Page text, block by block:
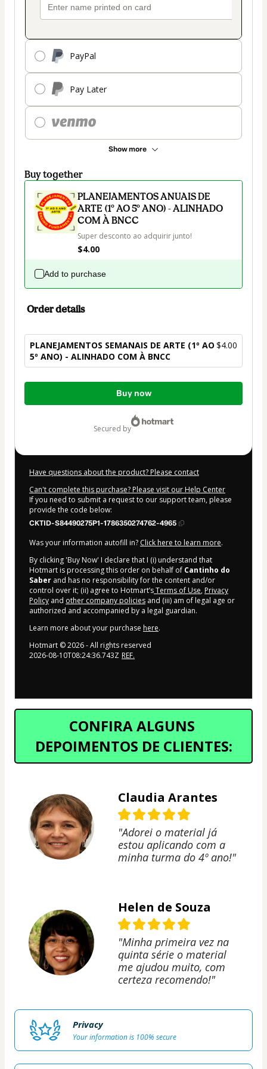
PayPal
Pay Later
Show more
Buy together
PLANEJAMENTOS ANUAIS DE
ARTE (1º AO 5º ANO) - ALINHADO
COM À BNCC
Super desconto ao adquirir junto!
$4.00
Add to purchase
Order details
PLANEJAMENTOS SEMANAIS DE ARTE (1º AO
5º ANO) - ALINHADO COM À BNCC
$4.00
Total
$4.00
Buy now
secured by
Have questions about the product? Please contact
Can't complete this purchase? Please visit our Help Center
If you need to submit a request to our support team, please
provide the code below:
CKTID-S84490275P1-1786350274762-4965
Was your information autofill in? Click here to learn more.
By clicking 'Buy Now' I declare that I (i) understand that
Hotmart is processing this order on behalf of Cantinho do
Saber and has no responsibility for the content and/or
control over it; (ii) agree to Hotmart’sTerms of Use, Privacy
Policy and other company policies and (iii) am of legal age or
authorized and accompanied by a legal guardian.
Learn more about your purchase here.
Hotmart ©2026- All rights reserved
2026-08-10T08:24:36.743Z REF.
CONFIRA ALGUNS
DEPOIMENTOS DE CLIENTES:
Claudia Arantes
"Adorei o material já
estou aplicando com a
minha turma do 4º ano!"
Helen de Souza
"Minha primeira vez na
quinta série o material
me ajudou muito, com
certeza recomendo!"
Privacy
Your information is 100% secure